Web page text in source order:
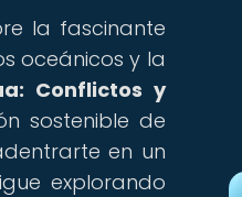
la fascinante
oceánicos y la
Conflictos y
sostenible de
en un
explorando